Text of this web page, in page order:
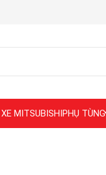
MITSUBISHIPHỤ TÙNG